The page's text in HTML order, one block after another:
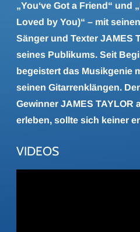
„You‘ve Got a Friend“ und
Loved by You)“ – mit
Sänger und Texter JAMES
seines Publikums. Seit
begeistert das Musikgenie
seinen Gitarrenklängen.
Gewinner JAMES TAYLOR
erleben, sollte sich keiner
VIDEOS